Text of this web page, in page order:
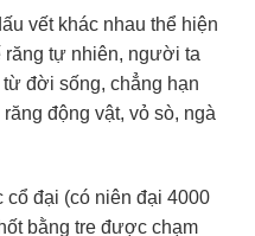
vết khác nhau thể hiện
răng tự nhiên, người ta
đời sống, chẳng hạn
động vật, vỏ sò, ngà
cổ đại (có niên đại 4000
bằng tre được chạm